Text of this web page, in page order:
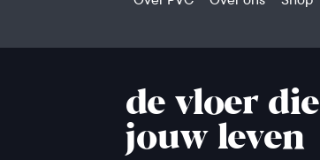
de vloer
jouw leven